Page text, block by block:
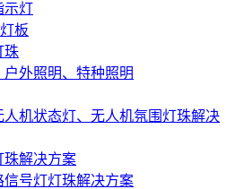
示灯
板
珠
外照明、特种照明
机状态灯、无人机氛围灯珠解决
珠解决方案
信号灯灯珠解决方案